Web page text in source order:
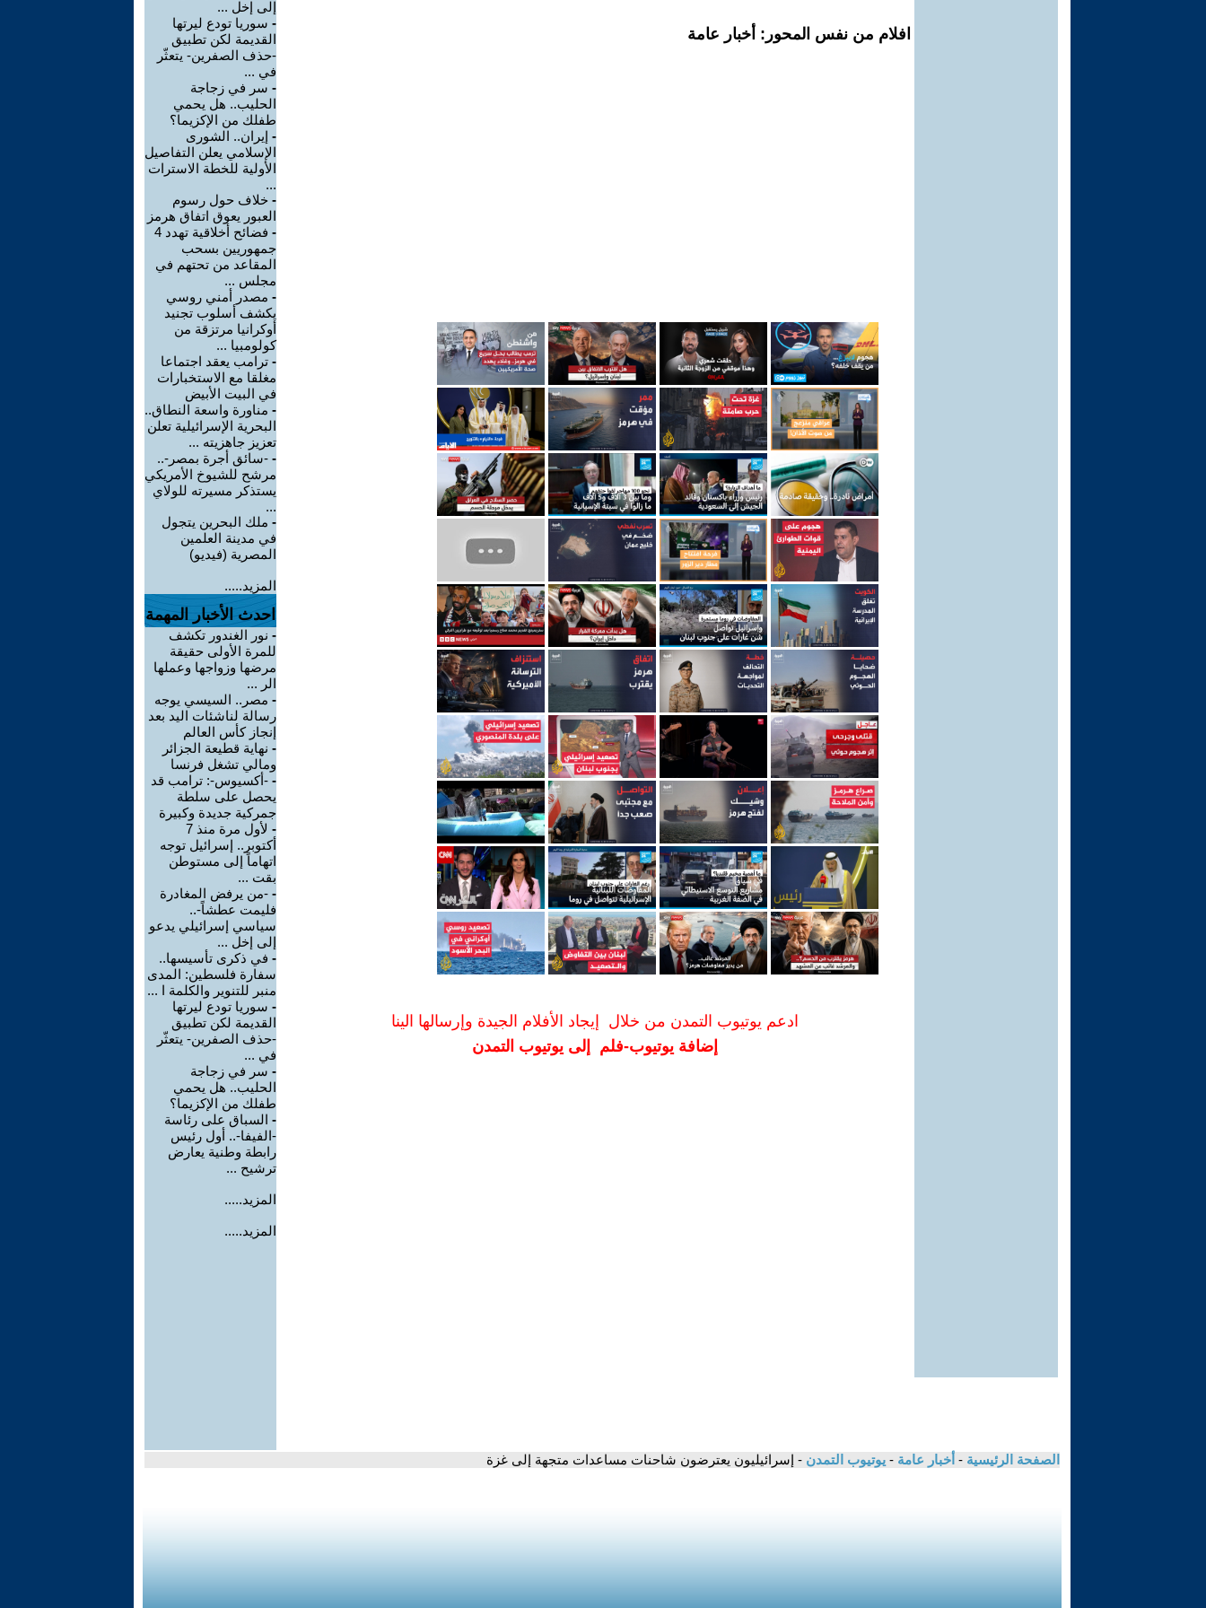
افلام من نفس المحور: أخبار عامة
ادعم يوتيوب التمدن من خلال إيجاد الأفلام الجيدة وإرسالها الينا
إضافة يوتيوب-فلم إلى يوتيوب التمدن
إلى إخل ...
- سوريا تودع ليرتها
القديمة لكن تطبيق
-حذف الصفرين- يتعثّر
في ...
- سر في زجاجة
الحليب.. هل يحمي
طفلك من الإكزيما؟
- إيران.. الشورى
الإسلامي يعلن التفاصيل
الأولية للخطة الاسترات
...
- خلاف حول رسوم
العبور يعوق اتفاق هرمز
-
فضائح أخلاقية تهدد 4
جمهوريين بسحب
المقاعد من تحتهم في
مجلس ...
- مصدر أمني روسي
يكشف أسلوب تجنيد
أوكرانيا مرتزقة من
كولومبيا ...
- ترامب يعقد اجتماعا
مغلقا مع الاستخبارات
في البيت الأبيض
- مناورة واسعة النطاق..
البحرية الإسرائيلية تعلن
تعزيز جاهزيته ...
- -سائق أجرة بمصر-..
مرشح للشيوخ الأمريكي
يستذكر مسيرته للولاي
...
- ملك البحرين يتجول
في مدينة العلمين
المصرية (فيديو)
المزيد.....
احدث الأخبار المهمة
- نور الغندور تكشف
للمرة الأولى حقيقة
مرضها وزواجها وعملها
الر ...
- مصر.. السيسي يوجه
رسالة لناشئات اليد بعد
إنجاز كأس العالم
- نهاية قطيعة الجزائر
ومالي تشغل فرنسا
- -أكسيوس-: ترامب قد
يحصل على سلطة
جمركية جديدة وكبيرة
-
لأول مرة منذ 7
أكتوبر.. إسرائيل توجه
اتهاماً إلى مستوطن
بقت ...
- -من يرفض المغادرة
فليمت عطشاً-..
سياسي إسرائيلي يدعو
إلى إخل ...
- في ذكرى تأسيسها..
سفارة فلسطين: المدى
منبر للتنوير والكلمة ا ...
- سوريا تودع ليرتها
القديمة لكن تطبيق
-حذف الصفرين- يتعثّر
في ...
- سر في زجاجة
الحليب.. هل يحمي
طفلك من الإكزيما؟
- السباق على رئاسة
-الفيفا-.. أول رئيس
رابطة وطنية يعارض
ترشيح ...
المزيد.....
المزيد.....
الصفحة الرئيسية - أخبار عامة - يوتيوب التمدن - إسرائيليون يعترضون شاحنات مساعدات متجهة إلى غزة